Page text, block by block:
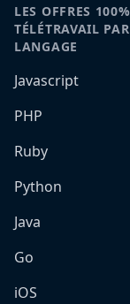
LES OFFRES 100%
TÉLÉTRAVAIL PAR
LANGAGE
Javascript
PHP
Ruby
Python
Java
Go
iOS